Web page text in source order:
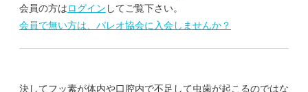
会員の方はログイン してご覧下さい。
会員で無い方は、パレオ協会に入会しませんか？
決してフッ素が体内や口腔内で不足して虫歯が起こるのではな